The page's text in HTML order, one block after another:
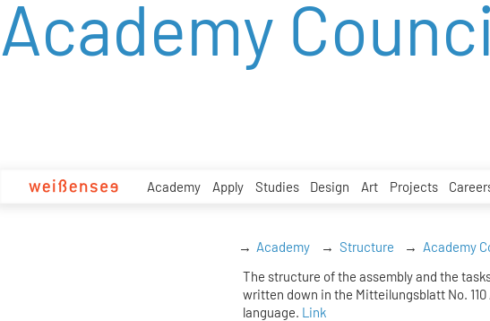
zum
Inhalt
Academy Apply Studies Design Art Projects
Academy
Academy Structure
Academy
The structure of the assembly and the
written down in the Mitteilungsblatt No. 110
language. Link